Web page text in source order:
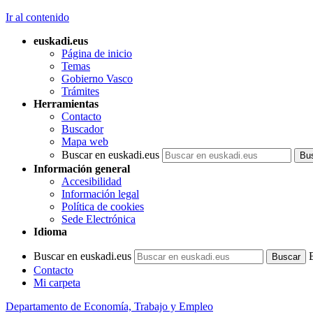
Ir al contenido
euskadi.eus
Página de inicio
Temas
Gobierno Vasco
Trámites
Herramientas
Contacto
Buscador
Mapa web
Buscar en euskadi.eus
Información general
Accesibilidad
Información legal
Política de cookies
Sede Electrónica
Idioma
Buscar en euskadi.eus
Contacto
Mi carpeta
Departamento de Economía, Trabajo y Empleo